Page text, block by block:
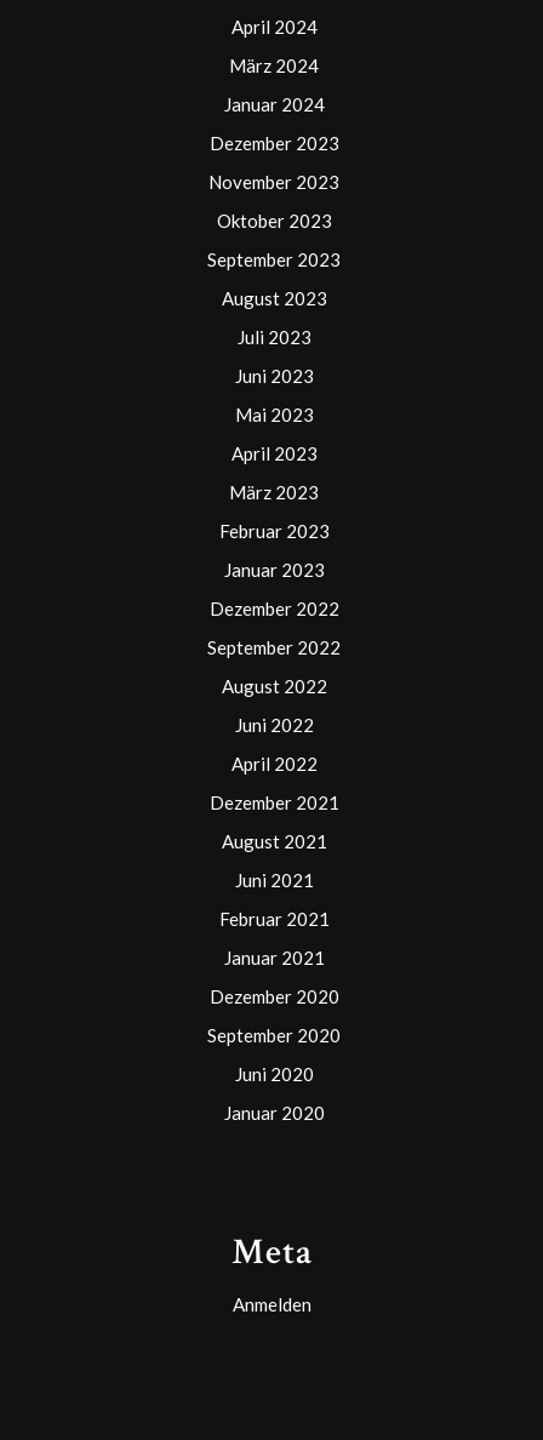
April 2024
März 2024
Januar 2024
Dezember 2023
November 2023
Oktober 2023
September 2023
August 2023
Juli 2023
Juni 2023
Mai 2023
April 2023
März 2023
Februar 2023
Januar 2023
Dezember 2022
September 2022
August 2022
Juni 2022
April 2022
Dezember 2021
August 2021
Juni 2021
Februar 2021
Januar 2021
Dezember 2020
September 2020
Juni 2020
Januar 2020
Meta
Anmelden